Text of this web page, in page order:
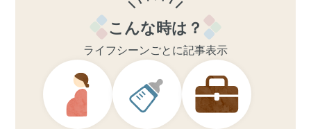
こんな時は？
ライフシーンごとに記事表示